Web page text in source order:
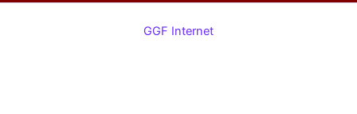
GGF Internet